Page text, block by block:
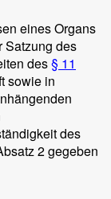
eines Organs
Satzung des
des§ 11
sowie in
des
2 gegeben